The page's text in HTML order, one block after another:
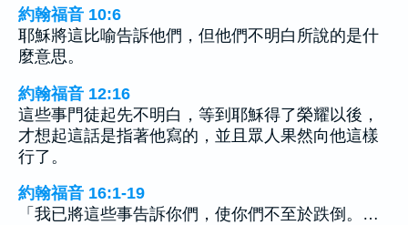
約翰福音 10:6
耶穌將這比喻告訴他們，但他們不明白所說的是什
麼意思。
約翰福音 12:16
這些事門徒起先不明白，等到耶穌得了榮耀以後，
才想起這話是指著他寫的，並且眾人果然向他這樣
行了。
約翰福音 16:1-19
「我已將這些事告訴你們，使你們不至於跌倒。…